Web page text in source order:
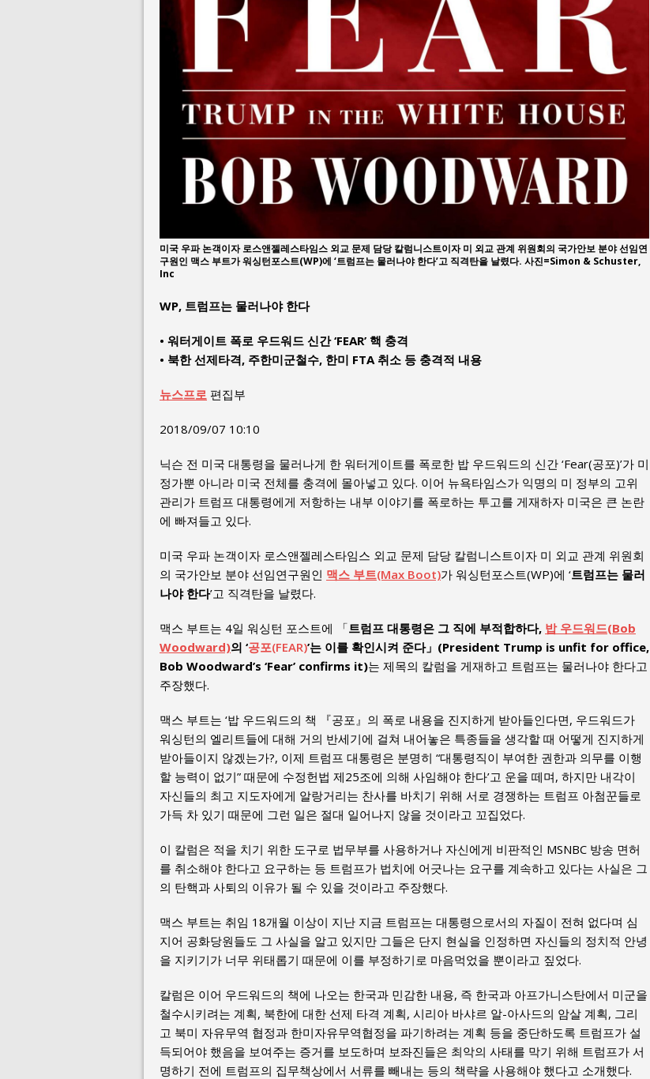
미국 우파 논객이자 로스앤젤레스타임스 외교 문제 담당 칼럼니스트이자 미 외교 관계 위원회의 국가안보 분야 선임연
구원인 맥스 부트가 워싱턴포스트(WP)에 ‘트럼프는 물러나야 한다’고 직격탄을 날렸다. 사진=Simon & Schuster,
Inc
WP, 트럼프는 물러나야 한다
• 워터게이트 폭로 우드워드 신간 ‘FEAR’ 핵 충격
• 북한 선제타격, 주한미군철수, 한미 FTA 취소 등 충격적 내용
뉴스프로 편집부
2018/09/07 10:10
닉슨 전 미국 대통령을 물러나게 한 워터게이트를 폭로한 밥 우드워드의 신간 ‘Fear(공포)’가 미
정가뿐 아니라 미국 전체를 충격에 몰아넣고 있다. 이어 뉴욕타임스가 익명의 미 정부의 고위
관리가 트럼프 대통령에게 저항하는 내부 이야기를 폭로하는 투고를 게재하자 미국은 큰 논란
에 빠져들고 있다.
미국 우파 논객이자 로스앤젤레스타임스 외교 문제 담당 칼럼니스트이자 미 외교 관계 위원회
의 국가안보 분야 선임연구원인 맥스 부트(Max Boot)가 워싱턴포스트(WP)에 ‘트럼프는 물러
나야 한다’고 직격탄을 날렸다.
맥스 부트는 4일 워싱턴 포스트에 「트럼프 대통령은 그 직에 부적합하다, 밥 우드워드(Bob
Woodward)의 ‘공포(FEAR)’는 이를 확인시켜 준다」(President Trump is unfit for office,
Bob Woodward’s ‘Fear’ confirms it)는 제목의 칼럼을 게재하고 트럼프는 물러나야 한다고
주장했다.
맥스 부트는 ‘밥 우드워드의 책 『공포』의 폭로 내용을 진지하게 받아들인다면, 우드워드가
워싱턴의 엘리트들에 대해 거의 반세기에 걸쳐 내어놓은 특종들을 생각할 때 어떻게 진지하게
받아들이지 않겠는가?, 이제 트럼프 대통령은 분명히 “대통령직이 부여한 권한과 의무를 이행
할 능력이 없기” 때문에 수정헌법 제25조에 의해 사임해야 한다’고 운을 떼며, 하지만 내각이
자신들의 최고 지도자에게 알랑거리는 찬사를 바치기 위해 서로 경쟁하는 트럼프 아첨꾼들로
가득 차 있기 때문에 그런 일은 절대 일어나지 않을 것이라고 꼬집었다.
이 칼럼은 적을 치기 위한 도구로 법무부를 사용하거나 자신에게 비판적인 MSNBC 방송 면허
를 취소해야 한다고 요구하는 등 트럼프가 법치에 어긋나는 요구를 계속하고 있다는 사실은 그
의 탄핵과 사퇴의 이유가 될 수 있을 것이라고 주장했다.
맥스 부트는 취임 18개월 이상이 지난 지금 트럼프는 대통령으로서의 자질이 전혀 없다며 심
지어 공화당원들도 그 사실을 알고 있지만 그들은 단지 현실을 인정하면 자신들의 정치적 안녕
을 지키기가 너무 위태롭기 때문에 이를 부정하기로 마음먹었을 뿐이라고 짚었다.
칼럼은 이어 우드워드의 책에 나오는 한국과 민감한 내용, 즉 한국과 아프가니스탄에서 미군을
철수시키려는 계획, 북한에 대한 선제 타격 계획, 시리아 바샤르 알-아사드의 암살 계획, 그리
고 북미 자유무역 협정과 한미자유무역협정을 파기하려는 계획 등을 중단하도록 트럼프가 설
득되어야 했음을 보여주는 증거를 보도하며 보좌진들은 최악의 사태를 막기 위해 트럼프가 서
명하기 전에 트럼프의 집무책상에서 서류를 빼내는 등의 책략을 사용해야 했다고 소개했다.